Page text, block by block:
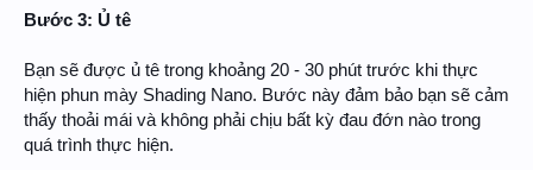
Bước 3: Ủ tê
Bạn sẽ được ủ tê trong khoảng 20 - 30 phút trước khi thực
hiện phun mày Shading Nano. Bước này đảm bảo bạn sẽ cảm
thấy thoải mái và không phải chịu bất kỳ đau đớn nào trong
quá trình thực hiện.